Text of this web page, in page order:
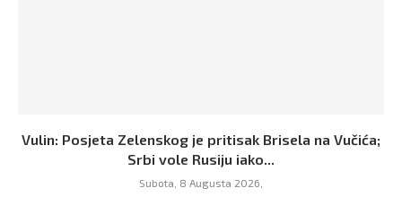
Vulin: Posjeta Zelenskog je pritisak Brisela na Vučića;
Srbi vole Rusiju iako...
Subota, 8 Augusta 2026,